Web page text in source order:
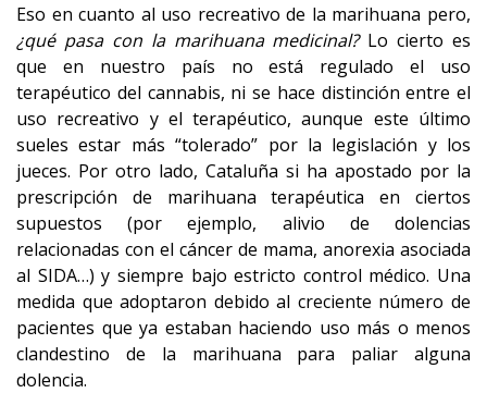
Eso en cuanto al uso recreativo de la marihuana pero,
¿qué pasa con la marihuana medicinal?Lo cierto es
que en nuestro país no está regulado el uso
terapéutico del cannabis, ni se hace distinción entre el
uso recreativo y el terapéutico, aunque este último
sueles estar más “tolerado” por la legislación y los
jueces. Por otro lado, Cataluña si ha apostado por la
prescripción de marihuana terapéutica en ciertos
supuestos (por ejemplo, alivio de dolencias
relacionadas con el cáncer de mama, anorexia asociada
al SIDA…) y siempre bajo estricto control médico. Una
medida que adoptaron debido al creciente número de
pacientes que ya estaban haciendo uso más o menos
clandestino de la marihuana para paliar alguna
dolencia.